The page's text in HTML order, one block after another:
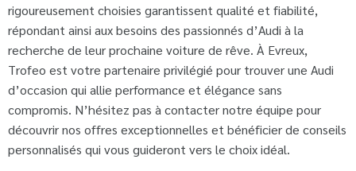
rigoureusement choisies garantissent qualité et fiabilité,
répondant ainsi aux besoins des passionnés d’Audi à la
recherche de leur prochaine voiture de rêve. À Evreux,
Trofeo est votre partenaire privilégié pour trouver une Audi
d’occasion qui allie performance et élégance sans
compromis. N’hésitez pas à contacter notre équipe pour
découvrir nos offres exceptionnelles et bénéficier de conseils
personnalisés qui vous guideront vers le choix idéal.